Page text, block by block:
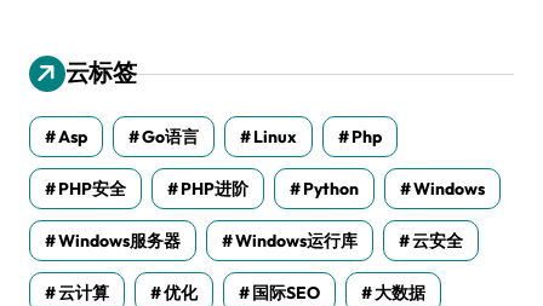
云标签
Asp Go语言 Linux Php
PHP安全 PHP进阶 Python Windows
Windows服务器 Windows运行库 云安全
云计算 优化 国际SEO 大数据